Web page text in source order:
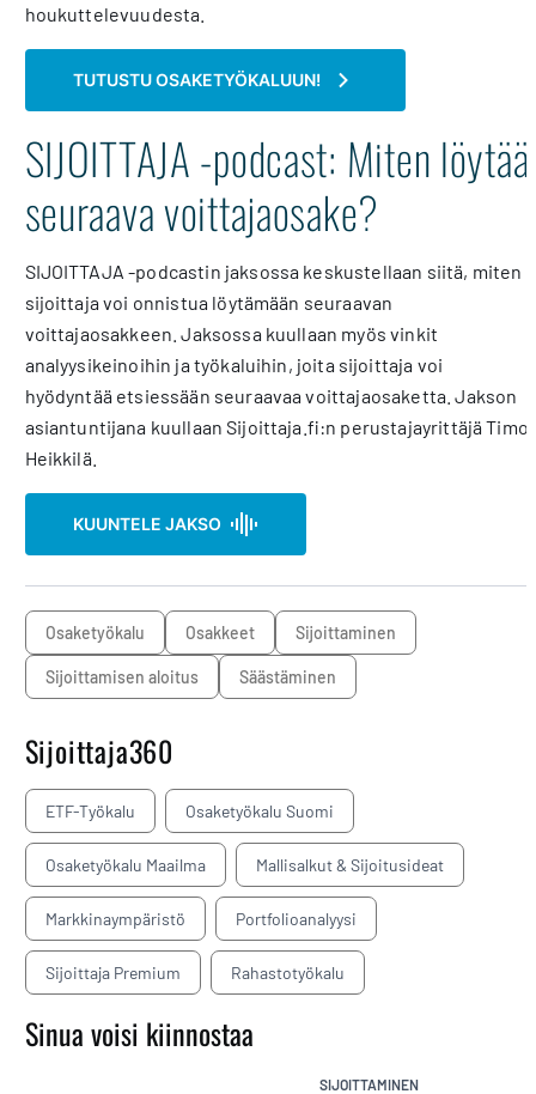
houkuttelevuudesta.
TUTUSTU OSAKETYÖKALUUN!
SIJOITTAJA -podcast: Miten löytää
seuraava voittajaosake?
SIJOITTAJA -podcastin jaksossa keskustellaan siitä, miten
sijoittaja voi onnistua löytämään seuraavan
voittajaosakkeen. Jaksossa kuullaan myös vinkit
analyysikeinoihin ja työkaluihin, joita sijoittaja voi
hyödyntää etsiessään seuraavaa voittajaosaketta. Jakson
asiantuntijana kuullaan Sijoittaja.fi:n perustajayrittäjä Timo
Heikkilä.
KUUNTELE JAKSO
osaketyökalu osakkeet sijoittaminen
Sijoittamisen aloitus säästäminen
Sijoittaja360
ETF-Työkalu Osaketyökalu Suomi
Osaketyökalu Maailma Mallisalkut & Sijoitusideat
Markkinaympäristö Portfolioanalyysi
Sijoittaja Premium Rahastotyökalu
Sinua voisi kiinnostaa
SIJOITTAMINEN